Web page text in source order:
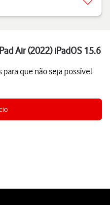
Air (2022) iPadOS 15.6
que não seja possível